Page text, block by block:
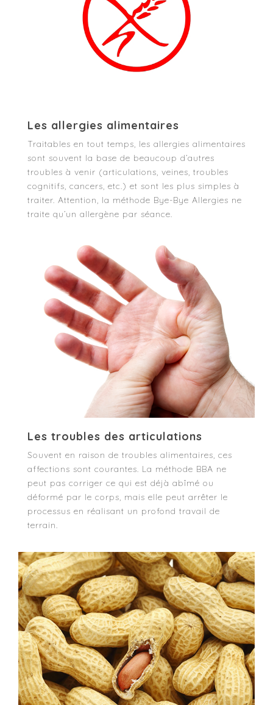
Les allergies alimentaires
Traitables en tout temps, les allergies alimentaires
sont souvent la base de beaucoup d’autres
troubles à venir (articulations, veines, troubles
cognitifs, cancers, etc.) et sont les plus simples à
traiter. Attention, la méthode Bye-Bye Allergies ne
traite qu’un allergène par séance.
Les troubles des articulations
Souvent en raison de troubles alimentaires, ces
affections sont courantes. La méthode BBA ne
peut pas corriger ce qui est déjà abîmé ou
déformé par le corps, mais elle peut arrêter le
processus en réalisant un profond travail de
terrain.